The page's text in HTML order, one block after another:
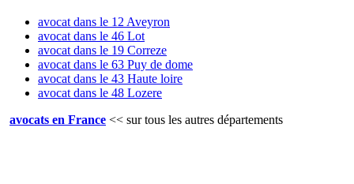
avocat dans le 12 Aveyron
avocat dans le 46 Lot
avocat dans le 19 Correze
avocat dans le 63 Puy de dome
avocat dans le 43 Haute loire
avocat dans le 48 Lozere
avocats en France << sur tous les autres départements